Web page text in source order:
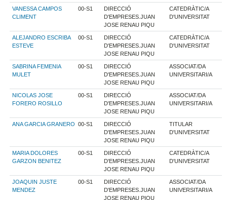
VANESSA CAMPOS
CLIMENT
00-S1
DIRECCIÓ
D'EMPRESES.JUAN
JOSE RENAU PIQU
CATEDRÀTIC/A
D'UNIVERSITAT
ALEJANDRO ESCRIBA
ESTEVE
00-S1
DIRECCIÓ
D'EMPRESES.JUAN
JOSE RENAU PIQU
CATEDRÀTIC/A
D'UNIVERSITAT
SABRINA FEMENIA
MULET
00-S1
DIRECCIÓ
D'EMPRESES.JUAN
JOSE RENAU PIQU
ASSOCIAT/DA
UNIVERSITARI/A
NICOLAS JOSE
FORERO ROSILLO
00-S1
DIRECCIÓ
D'EMPRESES.JUAN
JOSE RENAU PIQU
ASSOCIAT/DA
UNIVERSITARI/A
ANA GARCIA GRANERO 00-S1
DIRECCIÓ
D'EMPRESES.JUAN
JOSE RENAU PIQU
TITULAR
D'UNIVERSITAT
MARIA DOLORES
GARZON BENITEZ
00-S1
DIRECCIÓ
D'EMPRESES.JUAN
JOSE RENAU PIQU
CATEDRÀTIC/A
D'UNIVERSITAT
JOAQUIN JUSTE
MENDEZ
00-S1
DIRECCIÓ
D'EMPRESES.JUAN
JOSE RENAU PIQU
ASSOCIAT/DA
UNIVERSITARI/A